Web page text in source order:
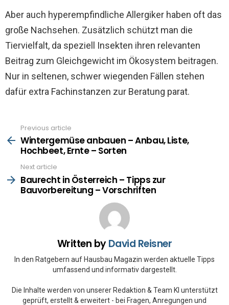
Aber auch hyperempfindliche Allergiker haben oft das
große Nachsehen. Zusätzlich schützt man die
Tiervielfalt, da speziell Insekten ihren relevanten
Beitrag zum Gleichgewicht im Ökosystem beitragen.
Nur in seltenen, schwer wiegenden Fällen stehen
dafür extra Fachinstanzen zur Beratung parat.
more
Previous article
Wintergemüse anbauen – Anbau, Liste,
Hochbeet, Ernte – Sorten
Next article
Baurecht in Österreich – Tipps zur
Bauvorbereitung – Vorschriften
Written byDavid Reisner
In den Ratgebern auf Hausbau Magazin werden aktuelle Tipps
umfassend und informativ dargestellt.
Die Inhalte werden von unserer Redaktion & Team KI unterstützt
geprüft, erstellt & erweitert - bei Fragen, Anregungen und